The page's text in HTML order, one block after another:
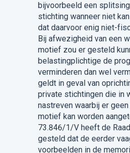
bijvoorbeeld een
stichting wanneer niet
dat daarvoor enig niet-
Bij afwezigheid van een
motief zou er gesteld
belastingplichtige de
verminderen dan wel
geldt in geval van
private stichtingen die in
nastreven waarbij er
motief kan worden
73.846/1/V heeft de
gesteld dat de eerder
voorbeelden in de